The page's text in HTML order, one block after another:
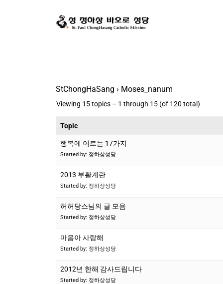
StChongHaSang › Moses_nanum
Viewing 15 topics – 1 through 15 (of 120 total)
Topic
행복에 이르는 17가지
Started by: 정하상성당
2013 부활계란
Started by: 정하상성당
허허당스님의 글 모음
Started by: 정하상성당
마음아 사랑해
Started by: 정하상성당
2012년 한해 감사드립니다
Started by: 정하상성당